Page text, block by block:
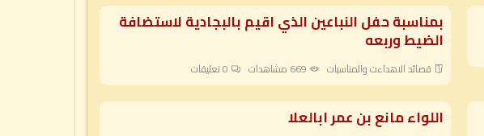
بمناسبة حفل النباعين الذي اقيم بالبجادية لاستضافة
الضيط وربعه
قصائد الاهداءت والمناسبات 669 مشاهدات تعليقات
اللواء مانع بن عمر ابالعلا